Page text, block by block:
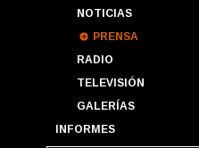
NOTICIAS
PRENSA
RADIO
TELEVISIÓN
GALERÍAS
INFORMES